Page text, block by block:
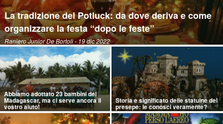
La tradizione del Potluck: da dove deriva e come
organizzare la festa “dopo le feste”
Raniero Junior De Bortoli- 19 dic 2022
Abbiamo adottato 23 bambini del
Madagascar, ma ci serve ancora il
vostro aiuto!
Storia e significato delle statuine del
presepe: le conosci veramente?